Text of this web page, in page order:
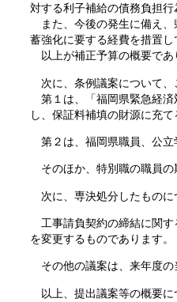
対する利子補給の債務負担行
また、今後の発生に備え、
蓄強化に要する経費を措置し
以上が補正予算の概要であ
次に、条例議案について、
第１は、「福岡県緊急経済
し、保証料補填の財源に充
第２は、福岡県職員、公立
そのほか、特別職の職員の
次に、専決処分したものに
工事請負契約の締結に関す
を変更するものであります。
その他の議案は、来年度の
以上、提出議案等の概要に